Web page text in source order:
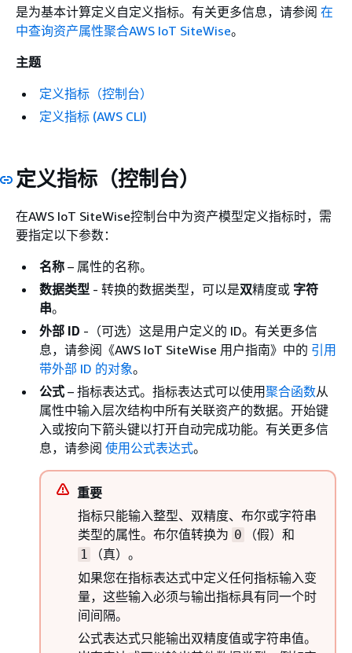
是为基本计算定义自定义指标。有关更多信息，请参阅 在
中查询资产属性聚合AWS IoT SiteWise。
主题
定义指标（控制台）
定义指标 (AWS CLI)
定义指标（控制台）
在AWS IoT SiteWise控制台中为资产模型定义指标时，需
要指定以下参数：
名称 – 属性的名称。
数据类型 - 转换的数据类型，可以是双精度或 字符
串。
外部 ID -（可选）这是用户定义的 ID。有关更多信
息，请参阅《AWS IoT SiteWise 用户指南》 中的 引用
带外部 ID 的对象。
公式 – 指标表达式。指标表达式可以使用聚合函数从
属性中输入层次结构中所有关联资产的数据。开始键
入或按向下箭头键以打开自动完成功能。有关更多信
息，请参阅 使用公式表达式。
重要
指标只能输入整型、双精度、布尔或字符串
类型的属性。布尔值转换为 0 （假）和
1
（真）。
如果您在指标表达式中定义任何指标输入变
量，这些输入必须与输出指标具有同一个时
间间隔。
公式表达式只能输出双精度值或字符串值。